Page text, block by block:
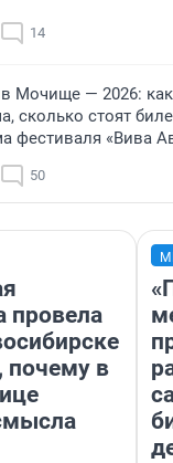
14
Мочище — 2026: как
сколько стоят
фестиваля «Вива
50
провела
почему в